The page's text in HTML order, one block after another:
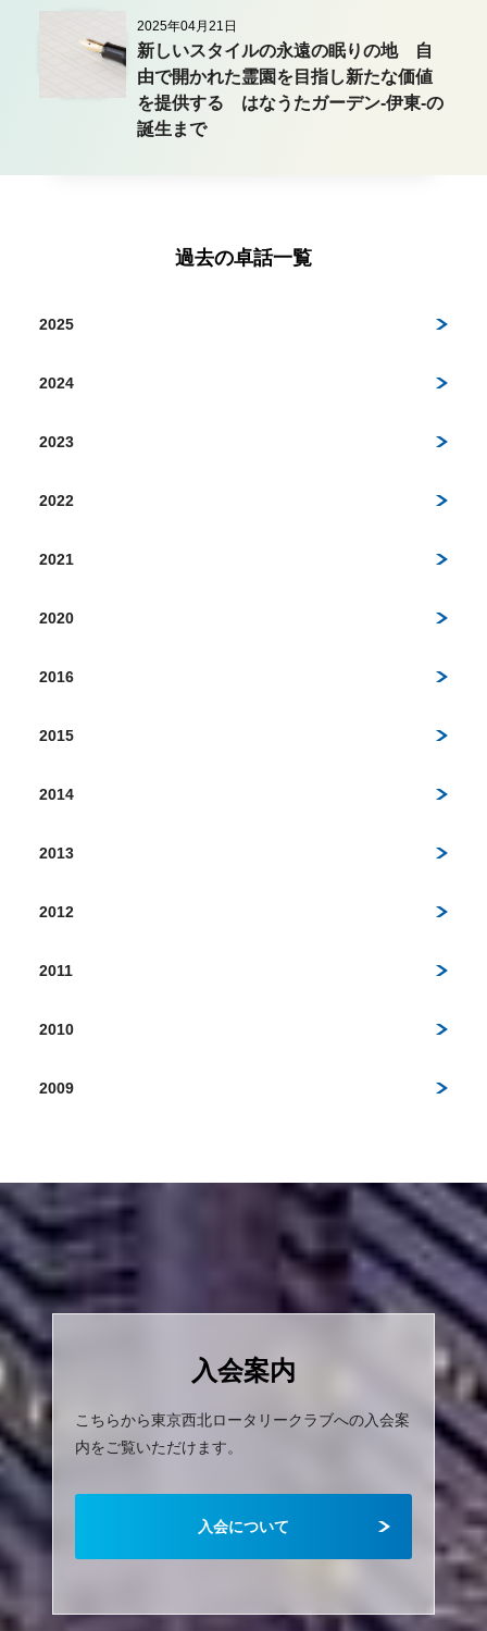
2025年04月21日
新しいスタイルの永遠の眠りの地 自
由で開かれた霊園を目指し新たな価値
を提供する はなうたガーデン-伊東-の
誕生まで
過去の卓話一覧
2025
2024
2023
2022
2021
2020
2016
2015
2014
2013
2012
2011
2010
2009
入会案内
こちらから東京西北ロータリークラブへの入会案
内をご覧いただけます。
入会について